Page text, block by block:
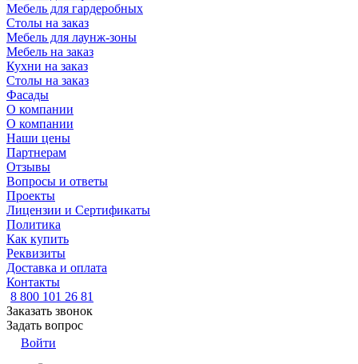
Мебель для гардеробных
Столы на заказ
Мебель для лаунж-зоны
Мебель на заказ
Кухни на заказ
Столы на заказ
Фасады
О компании
О компании
Наши цены
Партнерам
Отзывы
Вопросы и ответы
Проекты
Лицензии и Сертификаты
Политика
Как купить
Реквизиты
Доставка и оплата
Контакты
8 800 101 26 81
Заказать звонок
Задать вопрос
Войти